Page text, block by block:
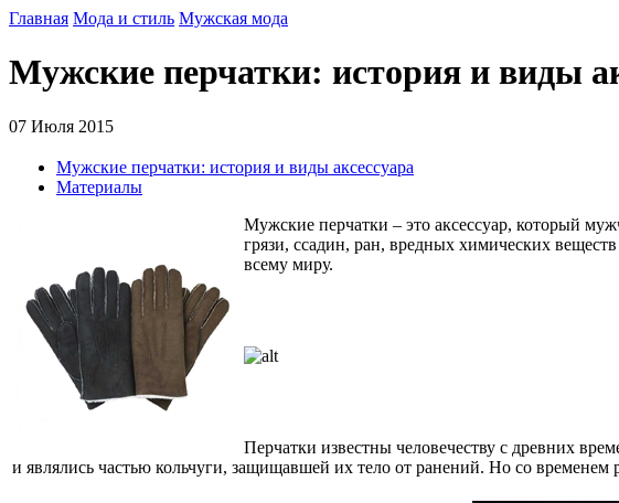
Главная Мода и стиль Мужская мода
Мужские перчатки: история и виды
07 Июля 2015
Мужские перчатки: история и виды аксессуара
Материалы
Мужские перчатки – это аксессуар, который
грязи, ссадин, ран, вредных химических
всему миру.
Перчатки известны человечеству с древних
и являлись частью кольчуги, защищавшей их тело от ранений. Но со